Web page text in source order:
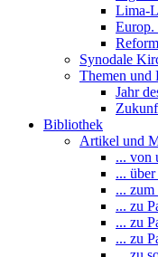
Lima-
Europ.
Synodale
Themen und
Jahr
Bibliothek
Artikel und
... von
... über
... zum
... zu
... zu
... zu